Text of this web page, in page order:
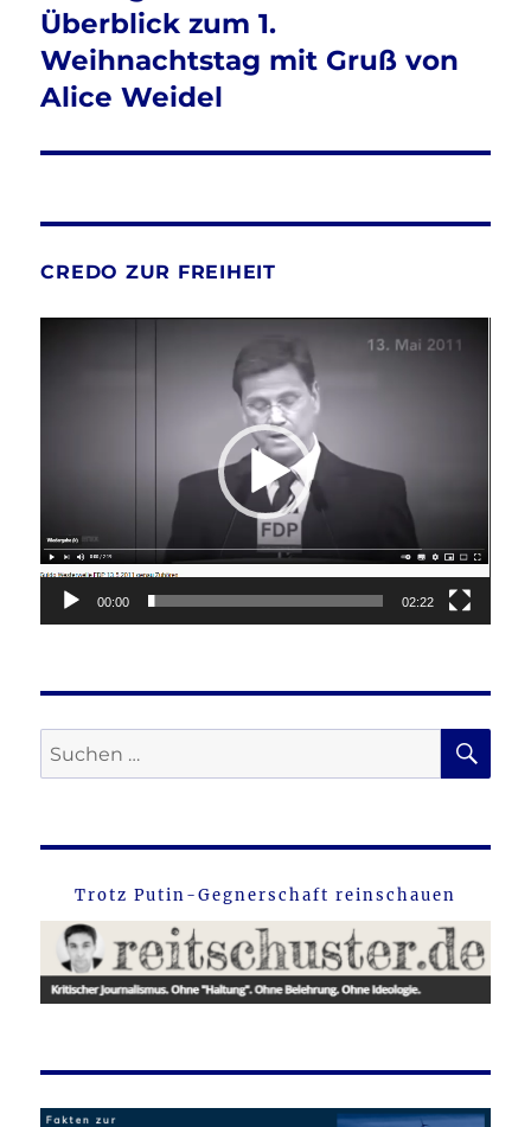
Überblick zum 1.
Weihnachtstag mit Gruß von
Alice Weidel
CREDO ZUR FREIHEIT
00:00 02:22
Suche
nach:
Trotz Putin-Gegnerschaft reinschauen